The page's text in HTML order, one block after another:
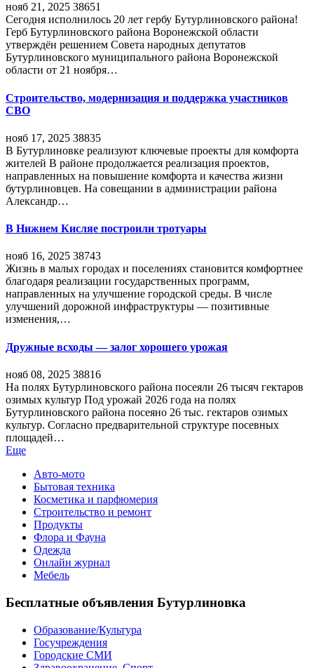
нояб 21, 2025 38651
Сегодня исполнилось 20 лет гербу Бутурлиновского района!
Герб Бутурлиновского района Воронежской области
утверждён решением Совета народных депутатов
Бутурлиновского муниципального района Воронежской
области от 21 ноября…
Строительство, модернизация и поддержка участников
СВО
нояб 17, 2025 38835
В Бутурлиновке реализуют ключевые проекты для комфорта
жителей В районе продолжается реализация проектов,
направленных на повышение комфорта и качества жизни
бутурлиновцев. На совещании в администрации района
Александр…
В Нижнем Кисляе построили тротуары
нояб 16, 2025 38743
Жизнь в малых городах и поселениях становится комфортнее
благодаря реализации государственных программ,
направленных на улучшение городской среды. В числе
улучшений дорожной инфраструктуры — позитивные
изменения,…
Дружные всходы — залог хорошего урожая
нояб 08, 2025 38816
На полях Бутурлиновского района посеяли 26 тысяч гектаров
озимых культур Под урожай 2026 года на полях
Бутурлиновского района посеяно 26 тыс. гектаров озимых
культур. Согласно предварительной структуре посевных
площадей…
Еще
Авто-мото
Бытовая техника
Косметика и парфюмерия
Строительство и ремонт
Продукты
Флора и Фауна
Одежда
Онлайн журнал
Мебель
Бесплатные объявления Бутурлиновка
Образование/Культура
Госучреждения
Городские СМИ